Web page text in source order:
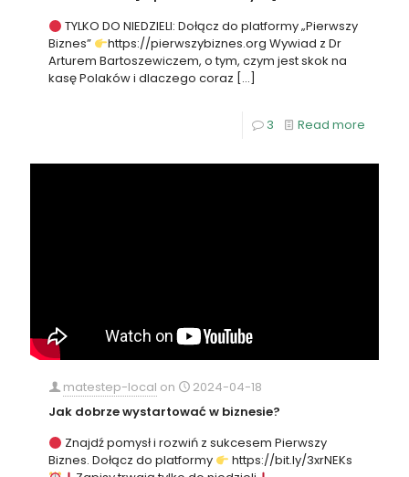
TYLKO DO NIEDZIELI: Dołącz do platformy „Pierwszy
Biznes”
https://pierwszybiznes.org Wywiad z Dr
Arturem Bartoszewiczem, o tym, czym jest skok na
kasę Polaków i dlaczego coraz […]
3 Read more
matestep-local on
2024-04-18
Jak dobrze wystartować w biznesie?
Znajdź pomysł i rozwiń z sukcesem Pierwszy
Biznes. Dołącz do platformy
https://bit.ly/3xrNEKs